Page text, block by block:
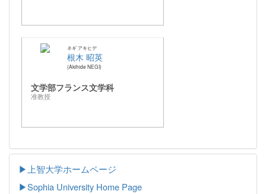
ネギ アキヒデ
根木 昭英
Akihide NEGI
文学部フランス文学科
准教授
▶上智大学ホームページ
▶Sophia University Home Page